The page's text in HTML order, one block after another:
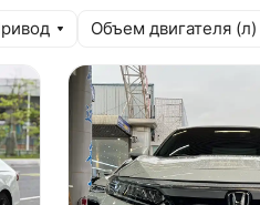
Объем двигателя (л)